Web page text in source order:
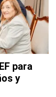
para
y